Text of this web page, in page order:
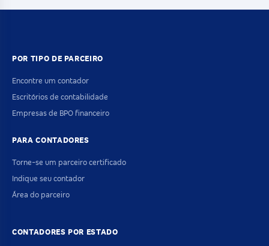
POR TIPO DE PARCEIRO
Encontre um contador
Escritórios de contabilidade
Empresas de BPO financeiro
PARA CONTADORES
Torne-se um parceiro certificado
Indique seu contador
Área do parceiro
CONTADORES POR ESTADO